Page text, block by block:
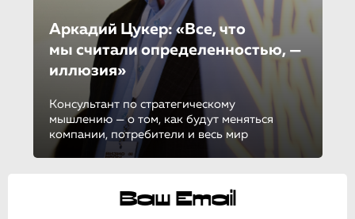
Аркадий Цукер: «Все, что
мы считали определенностью, —
иллюзия»
Консультант по стратегическому
мышлению — о том, как будут меняться
компании, потребители и весь мир
Ваш Email